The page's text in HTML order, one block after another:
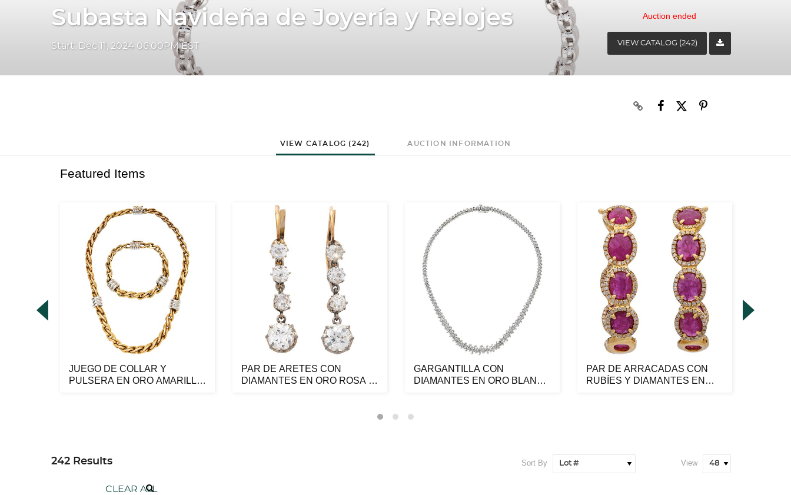
Subasta Navideña de Joyería y Relojes
Start: Dec 11, 2024 06:00PM EST
Auction ended
VIEW CATALOG (242)
VIEW CATALOG (242) AUCTION INFORMATION
Featured Items
JUEGO DE COLLAR Y
PULSERA EN ORO AMARILLO
PAR DE ARETES CON
DIAMANTES EN ORO ROSA Y
GARGANTILLA CON
DIAMANTES EN ORO BLANCO
PAR DE ARRACADAS CON
RUBÍES Y DIAMANTES EN
242 Results
CLEAR ALL
Sort By View